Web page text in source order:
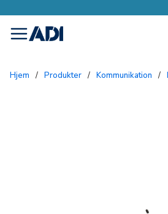
menu
Hjem / Produkter / Kommunikation /